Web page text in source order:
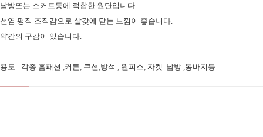
남방또는 스커트등에 적합한 원단입니다.
선염 평직 조직감으로 살갖에 닫는 느낌이 좋습니다.
약간의 구감이 있습니다.
용도 : 각종 홈패션 ,커튼, 쿠션,방석 , 원피스, 자켓 .남방 ,통바지등